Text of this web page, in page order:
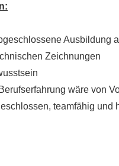
Ausbildung
Zeichnungen
wäre von
teamfähig und